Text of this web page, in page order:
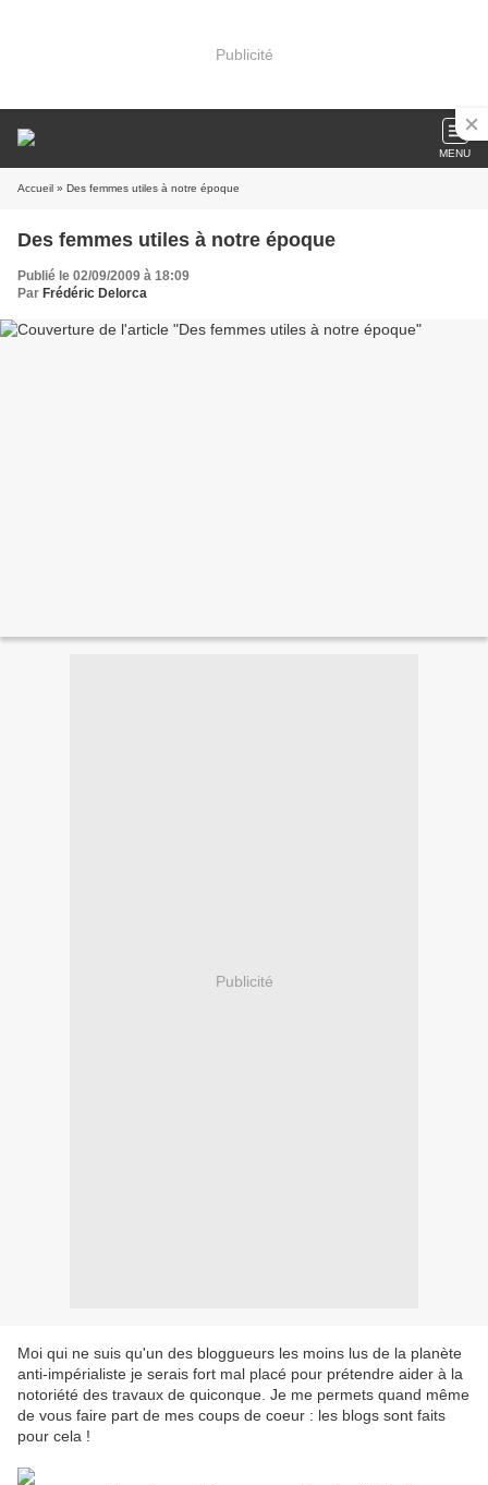
Publicité
MENU
Accueil » Des femmes utiles à notre époque
Des femmes utiles à notre époque
Publié le 02/09/2009 à 18:09
Par Frédéric Delorca
Publicité
Moi qui ne suis qu'un des bloggueurs les moins lus de la planète
anti-impérialiste je serais fort mal placé pour prétendre aider à la
notoriété des travaux de quiconque. Je me permets quand même
de vous faire part de mes coups de coeur : les blogs sont faits
pour cela !